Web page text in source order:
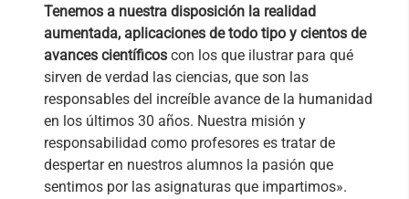
Tenemos a nuestra disposición la realidad
aumentada, aplicaciones de todo tipo y cientos de
avances científicos con los que ilustrar para qué
sirven de verdad las ciencias, que son las
responsables del increíble avance de la humanidad
en los últimos 30 años. Nuestra misión y
responsabilidad como profesores es tratar de
despertar en nuestros alumnos la pasión que
sentimos por las asignaturas que impartimos».